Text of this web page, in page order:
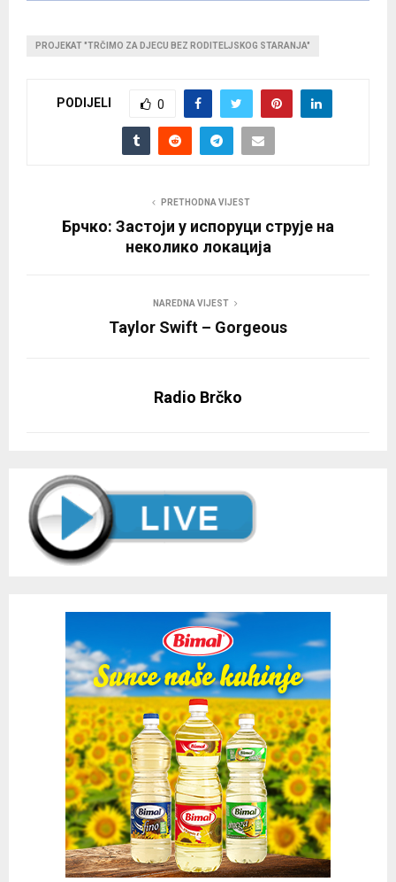
PROJEKAT "TRČIMO ZA DJECU BEZ RODITELJSKOG STARANJA"
PODIJELI 0
PRETHODNA VIJEST
Брчко: Застоји у испоруци струје на
неколико локација
NAREDNA VIJEST
Taylor Swift – Gorgeous
Radio Brčko